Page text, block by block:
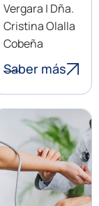
Vergara | Dña.
Cristina Olalla
Cobeña
Saber más